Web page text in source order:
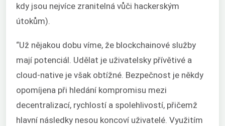
kdy jsou nejvíce zranitelná vůči hackerským
útokům).
“Už nějakou dobu víme, že blockchainové služby
mají potenciál. Udělat je uživatelsky přívětivé a
cloud-native je však obtížné. Bezpečnost je někdy
opomíjena při hledání kompromisu mezi
decentralizací, rychlostí a spolehlivostí, přičemž
hlavní následky nesou koncoví uživatelé. Využitím